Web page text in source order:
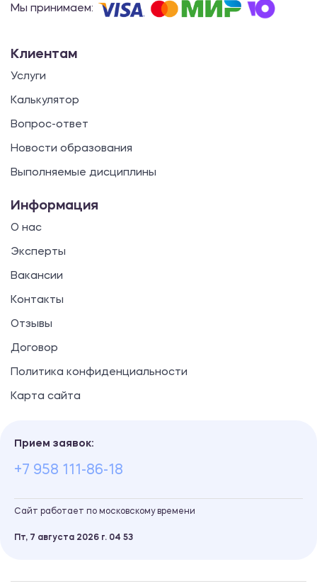
Мы принимаем:
Клиентам
Услуги
Калькулятор
Вопрос-ответ
Новости образования
Выполняемые дисциплины
Информация
О нас
Эксперты
Вакансии
Контакты
Отзывы
Договор
Политика конфиденциальности
Карта сайта
Прием заявок:
+7 958 111-86-18
Сайт работает по московскому времени
Пт, 7 августа 2026 г. 04 53